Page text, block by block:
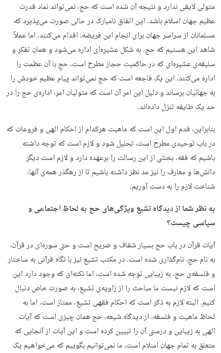
متولی لایقی ندارد و نتیجه آن شده است که حج، نمی‌تواند نماد قدرت
عظیم جهان اسلام باشد. این اتفاق نامبارک در حالی صورت می‌پذیرد که
مسلمانان از سراسر جهان برای انجام این فریضه، اقدام می‌کنند، اما عملاً
شاهد این هستیم که حج، به ‌شکل عشیره‌ای اداره می‌شود و همان تفکر و
سلیقه‌ی عشیره‌ای که در حاکمیت حجاز مطرح است، حجِ با آن عظمت را
اداره می‌کنند. این یک فاجعه است که حج نمی‌تواند پیام عظیم خودش را
به جهانیان برساند و دلیل این امر آن است که متولیان امر، اداره‌ی حج را در
حد یک طایفه تنزل داده‌اند.
بنابراین، قدم اول این است که ماهیت هرکدام از احکام الهی و فروعات که
در باب توحیدی مطرح است، تحلیل شود و لازم است که توجه داشته
باشیم که فقه، بخشی از این رسالت را برعهده دارد و لازم است دیگر
دانش‌ها و معارف را نیز مد نظر داشته باشیم تا از رهگذر همه‌ی آنها،
شناخت لازم را به ‌دست آوریم.
به ‌نظر شما از دیدگاه تشیع ویژگی‌های حج به لحاظ اجتماعی و
سیاسی چیست؟
آیات قرآن در باب حج بسیار شفاف و صریح است و حتی سوره‌ای در قرآن،
به نام حج، نام‌گذاری شده است. در مکتب تشیع نیز با نگاه قرآنی به ساختار
و فلسفه‌ی حج، به ‌زیبایی توجه شده است، اما نکته‌ای که وجود دارد این
است که لازم نیست ما مباحث را از زاویه‌ی تشیع، به‌ صورت خاص دنبال
کنیم. البته لازم به ‌ذکر است که احکام فقهی تشیع، ممتاز است، اما به
‌لحاظ ماهیت و فلسفه، از دیدگاه شیعه، حج همان چیزی است که آیات
الهی به زیبایی و درستی آن را تبیین کرده است و این آیات از آنجایی که
متعلق به تمام جهان اسلام است، ما نمی‌توانیم بگوییم که می‌خواهیم یک